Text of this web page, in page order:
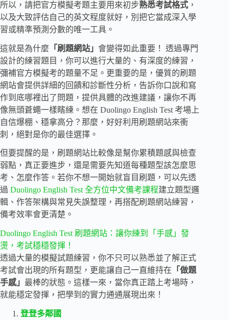
所以，請把官方模擬考題主要用來初步熟悉考試格式 ，
以及大致評估自己的英文程度就好，別把它當成深入學
習或精準預測分數的唯一工具。
這就是為什麼 「刷題網站」 會變得如此重要！ 透過專門
設計的練習題目，你可以進行大量的、有深度的練習，
彌補官方模擬考的題量不足。更重要的是，優質的刷題
網站會提供詳細的回饋和診斷性分析，告訴你口說和寫
作到底哪裡出了問題，提供具體的改進建議，讓你不再
像無頭蒼蠅一樣瞎練。想在 Duolingo English Test 考場上
自信爆棚、穩拿高分？那麼，好好利用刷題網站來衝
刺，絕對是你的最佳選擇。
但要提醒的是，刷題網站比較像是幫你累積題感與檢查
弱點，真正要進步，還是需要先知道每種題型該怎麼思
考、怎麼作答。若你不想一開始就盲目刷題，可以先透
過 Duolingo English Test 全方位中文備考課程建立題型邏
輯、作答架構與常見失誤整理，再搭配刷題網站練習，
備考效率會更清楚。
Duolingo English Test 刷題網站：讓你練到「手感」發
燙，考試穩穩發揮！
透過大量的模擬試題練習，你不只可以熟悉並了解正式
考試會出現的所有題型，更能讓自己一直維持在 「做題
手感」 最棒的狀態。這樣一來，當你真正踏上考場時，
就能穩定發揮，把學到的實力通通展現出來！
登登多鄰國